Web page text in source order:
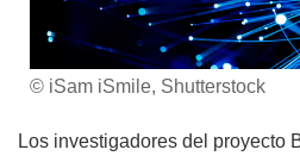
© iSam iSmile, Shutterstock
Los investigadores del proyecto